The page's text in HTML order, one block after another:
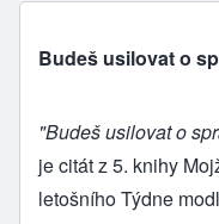
Budeš usilovat o
"Budeš usilovat o
je citát z 5. knihy
letošního Týdne